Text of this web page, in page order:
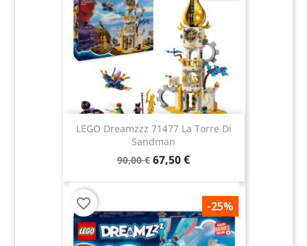
LEGO Dreamzzz 71477 La Torre Di
Sandman
90,00 € 67,50 €
-25%
favorite_border